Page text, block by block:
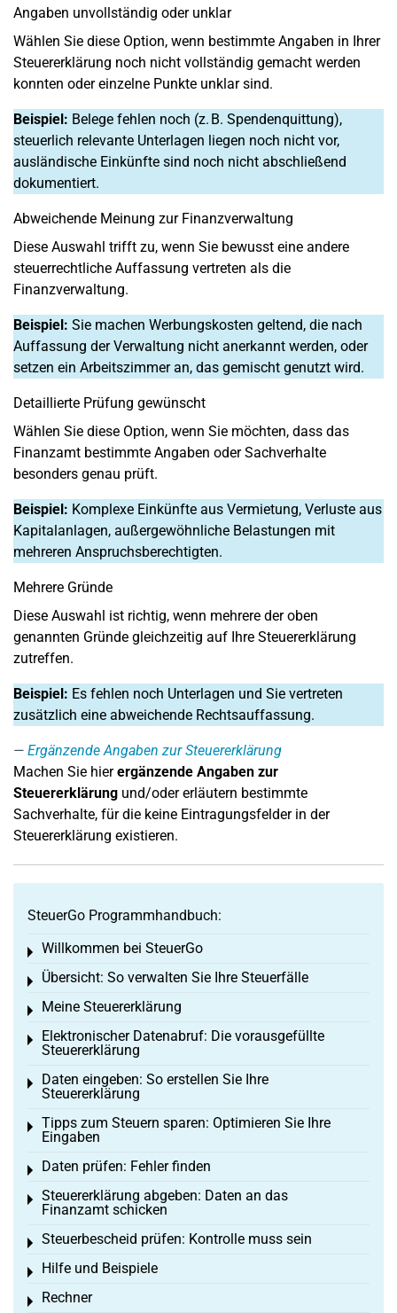
Angaben unvollständig oder unklar
Wählen Sie diese Option, wenn bestimmte Angaben in Ihrer
Steuererklärung noch nicht vollständig gemacht werden
konnten oder einzelne Punkte unklar sind.
Beispiel: Belege fehlen noch (z. B. Spendenquittung),
steuerlich relevante Unterlagen liegen noch nicht vor,
ausländische Einkünfte sind noch nicht abschließend
dokumentiert.
Abweichende Meinung zur Finanzverwaltung
Diese Auswahl trifft zu, wenn Sie bewusst eine andere
steuerrechtliche Auffassung vertreten als die
Finanzverwaltung.
Beispiel: Sie machen Werbungskosten geltend, die nach
Auffassung der Verwaltung nicht anerkannt werden, oder
setzen ein Arbeitszimmer an, das gemischt genutzt wird.
Detaillierte Prüfung gewünscht
Wählen Sie diese Option, wenn Sie möchten, dass das
Finanzamt bestimmte Angaben oder Sachverhalte
besonders genau prüft.
Beispiel: Komplexe Einkünfte aus Vermietung, Verluste aus
Kapitalanlagen, außergewöhnliche Belastungen mit
mehreren Anspruchsberechtigten.
Mehrere Gründe
Diese Auswahl ist richtig, wenn mehrere der oben
genannten Gründe gleichzeitig auf Ihre Steuererklärung
zutreffen.
Beispiel: Es fehlen noch Unterlagen und Sie vertreten
zusätzlich eine abweichende Rechtsauffassung.
Ergänzende Angaben zur Steuererklärung
Machen Sie hierergänzende Angaben zur
Steuererklärung und/oder erläutern bestimmte
Sachverhalte, für die keine Eintragungsfelder in der
Steuererklärung existieren.
SteuerGo Programmhandbuch:
Willkommen bei SteuerGo
Toggle menu
Übersicht: So verwalten Sie Ihre Steuerfälle
Toggle menu
Meine Steuererklärung
Toggle menu
Elektronischer Datenabruf: Die vorausgefüllte
Steuererklärung
Toggle menu
Daten eingeben: So erstellen Sie Ihre
Steuererklärung
Toggle menu
Tipps zum Steuern sparen: Optimieren Sie Ihre
Eingaben
Toggle menu
Daten prüfen: Fehler finden
Toggle menu
Steuererklärung abgeben: Daten an das
Finanzamt schicken
Toggle menu
Steuerbescheid prüfen: Kontrolle muss sein
Toggle menu
Hilfe und Beispiele
Toggle menu
Rechner
Toggle menu